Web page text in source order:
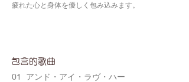
疲れた心と身体を優しく包み込みます。
包含的歌曲
01 アンド・アイ・ラヴ・ハー